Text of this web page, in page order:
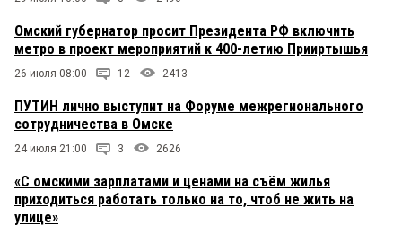
Омский губернатор просит Президента РФ включить
метро в проект мероприятий к 400-летию Прииртышья
26 июля 08:00 12 2413
ПУТИН лично выступит на Форуме межрегионального
сотрудничества в Омске
24 июля 21:00 3 2626
«С омскими зарплатами и ценами на съём жилья
приходиться работать только на то, чтоб не жить на
улице»